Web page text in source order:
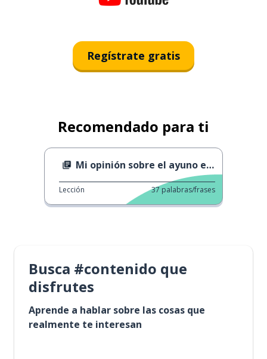
Regístrate gratis
Recomendado para ti
Mi opinión sobre el ayuno en Ramadán
Lección 37 palabras/frases
Busca #contenido que
disfrutes
Aprende a hablar sobre las cosas que
realmente te interesan